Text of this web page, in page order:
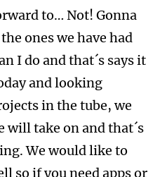
to… Not! Gonna
ones we have had
I do and that´s says it
and looking
in the tube, we
will take on and that´s
We would like to
so if you need apps or